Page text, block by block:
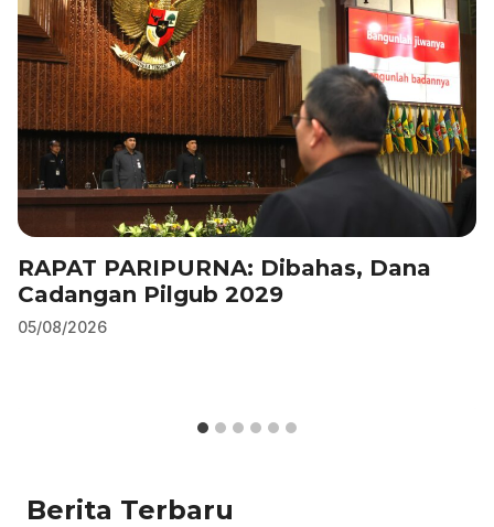
RAPAT PARIPURNA: Dibahas, Dana
Cadangan Pilgub 2029
05/08/2026
Berita Terbaru